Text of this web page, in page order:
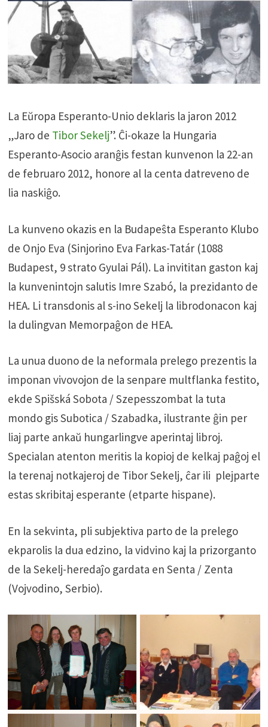
La Eŭropa Esperanto-Unio deklaris la jaron 2012
„Jaro de Tibor Sekelj”. Ĉi-okaze la Hungaria
Esperanto-Asocio aranĝis festan kunvenon la 22-an
de februaro 2012, honore al la centa datreveno de
lia naskiĝo.
La kunveno okazis en la Budapeŝta Esperanto Klubo
de Onjo Eva (Sinjorino Eva Farkas-Tatár (1088
Budapest, 9 strato Gyulai Pál). La invititan gaston kaj
la kunvenintojn salutis Imre Szabó, la prezidanto de
HEA. Li transdonis al s-ino Sekelj la librodonacon kaj
la dulingvan Memorpaĝon de HEA.
La unua duono de la neformala prelego prezentis la
imponan vivovojon de la senpare multflanka festito,
ekde Spišská Sobota / Szepesszombat la tuta
mondo gis Subotica / Szabadka, ilustrante ĝin per
liaj parte ankaŭ hungarlingve aperintaj libroj.
Specialan atenton meritis la kopioj de kelkaj paĝoj el
la terenaj notkajeroj de Tibor Sekelj, ĉar ili plejparte
estas skribitaj esperante (etparte hispane).
En la sekvinta, pli subjektiva parto de la prelego
ekparolis la dua edzino, la vidvino kaj la prizorganto
de la Sekelj-heredaĵo gardata en Senta / Zenta
(Vojvodino, Serbio).